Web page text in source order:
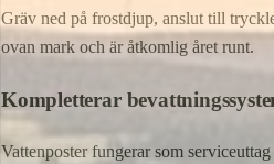
Gräv ned på frostdjup, anslut till
ovan mark och är åtkomlig året runt.
Kompletterar
Vattenposter fungerar som